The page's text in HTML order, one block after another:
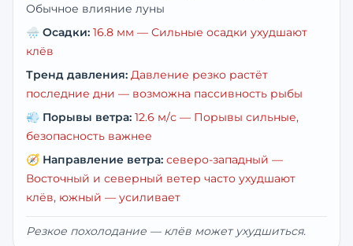
Обычное влияние луны
🌧️ Осадки: 16.8 мм — Сильные осадки ухудшают
клёв
Тренд давления: Давление резко растёт
последние дни — возможна пассивность рыбы
💨 Порывы ветра: 12.6 м/с — Порывы сильные,
безопасность важнее
🧭 Направление ветра: северо-западный —
Восточный и северный ветер часто ухудшают
клёв, южный — усиливает
Резкое похолодание — клёв может ухудшиться.